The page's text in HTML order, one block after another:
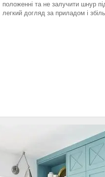
положенні та не залучити шнур
легкий догляд за приладом і